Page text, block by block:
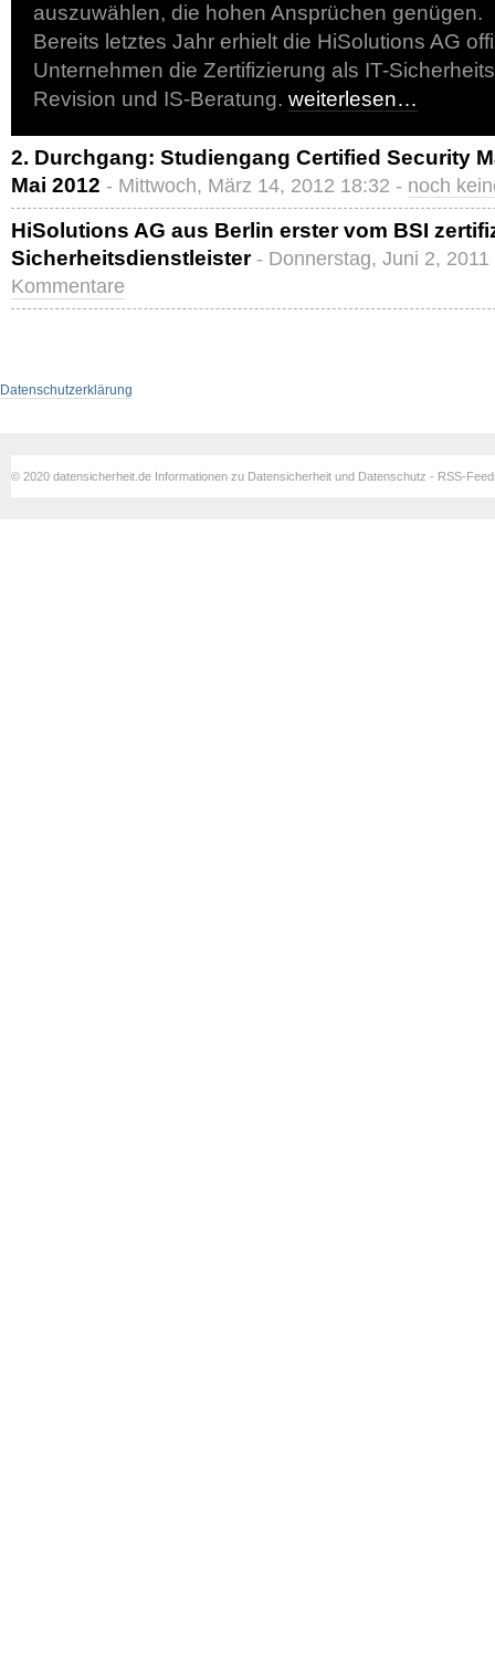
auszuwählen, die hohen Ansprüchen genügen.
Bereits letztes Jahr erhielt die HiSolutions AG
Unternehmen die Zertifizierung als IT-
Revision und IS-Beratung. weiterlesen…
2. Durchgang: Studiengang Certified Security
Mai 2012 - Mittwoch, März 14, 2012 18:32 - noch
HiSolutions AG aus Berlin erster vom BSI
Sicherheitsdienstleister - Donnerstag, Juni 2,
Kommentare
Datenschutzerklärung
© 2020 datensicherheit.de Informationen zu Datensicherheit und Datenschutz - RSS-